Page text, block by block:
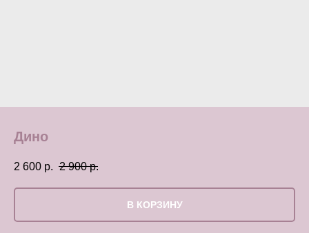
Дино
2 600 р. 2 900 р.
В КОРЗИНУ